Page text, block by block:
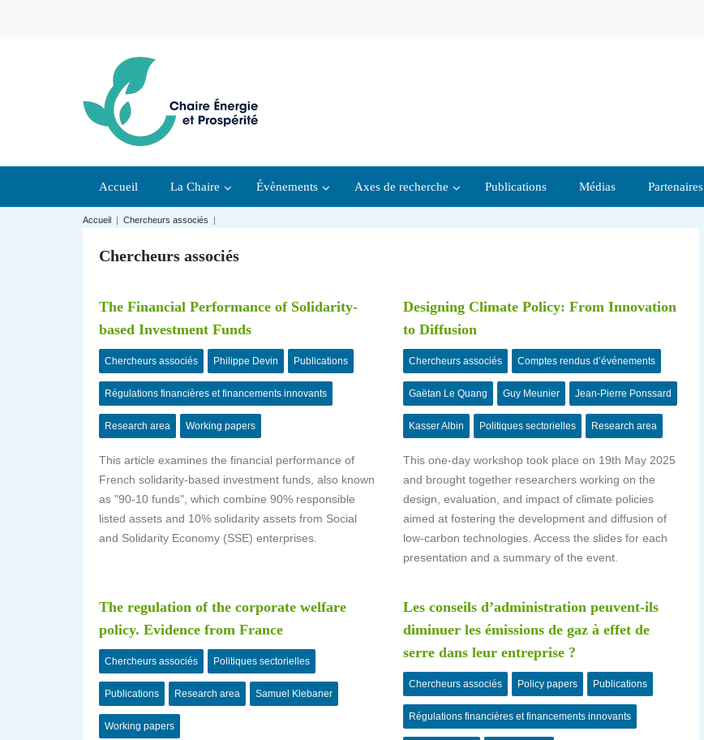
Accueil La Chaire Évènements Axes de recherche Publications Médias Partenaires
Accueil | Chercheurs associés |
Chercheurs associés
The Financial Performance of Solidarity-
based Investment Funds
Chercheurs associés Philippe Devin Publications
Régulations financières et financements innovants
Research area Working papers
This article examines the financial performance of
French solidarity-based investment funds, also known
as "90-10 funds", which combine 90% responsible
listed assets and 10% solidarity assets from Social
and Solidarity Economy (SSE) enterprises.
Designing Climate Policy: From Innovation
to Diffusion
Chercheurs associés Comptes rendus d’événements
Gaëtan Le Quang Guy Meunier Jean-Pierre Ponssard
Kasser Albin Politiques sectorielles Research area
This one-day workshop took place on 19th May 2025
and brought together researchers working on the
design, evaluation, and impact of climate policies
aimed at fostering the development and diffusion of
low-carbon technologies. Access the slides for each
presentation and a summary of the event.
The regulation of the corporate welfare
policy. Evidence from France
Chercheurs associés Politiques sectorielles
Publications Research area Samuel Klebaner
Working papers
Les conseils d’administration peuvent-ils
diminuer les émissions de gaz à effet de
serre dans leur entreprise ?
Chercheurs associés Policy papers Publications
Régulations financières et financements innovants